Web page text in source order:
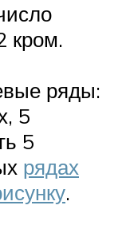
кром.
ряды:
5
5
рядах
.